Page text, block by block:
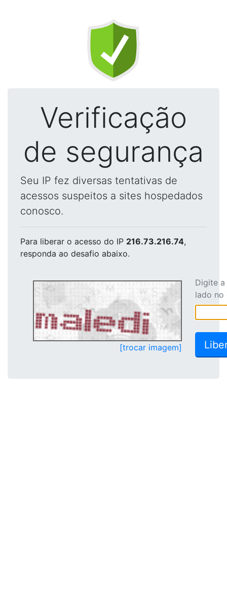
Verificação
de segurança
Seu IP fez diversas tentativas de
acessos suspeitos a sites hospedados
conosco.
Para liberar o acesso do IP 216.73.216.74,
responda ao desafio abaixo.
[trocar imagem]
Digite
lado no